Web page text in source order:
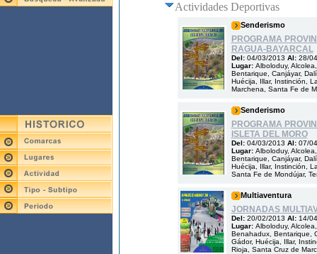
Actividades Deportivas
Senderismo
PROGRAMA
RAGUA-BAYARCAL
Del: 04/03/2013 Al: 28/
Lugar: Alboloduy,
Bentarique, Canjáyar,
Huécija, Illar, Instinción,
Marchena, Santa Fe de
Senderismo
PROGRAMA
ISLETA DEL MORO
Del: 04/03/2013 Al: 07/
Lugar: Alboloduy,
Bentarique, Canjáyar,
Huécija, Illar, Instinción,
Santa Fe de Mondújar,
Multiaventura
JORNADAS
Del: 20/02/2013 Al: 14/
Lugar: Alboloduy,
Benahadux, Bentarique,
Gádor, Huécija, Illar,
Rioja, Santa Cruz de